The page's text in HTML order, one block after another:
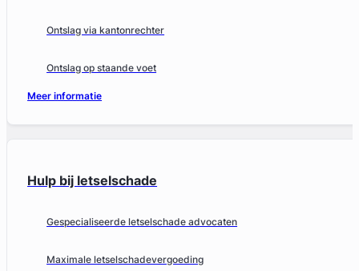
Ontslag via kantonrechter
Ontslag op staande voet
Meer informatie
Hulp bij letselschade
Gespecialiseerde letselschade advocaten
Maximale letselschadevergoeding